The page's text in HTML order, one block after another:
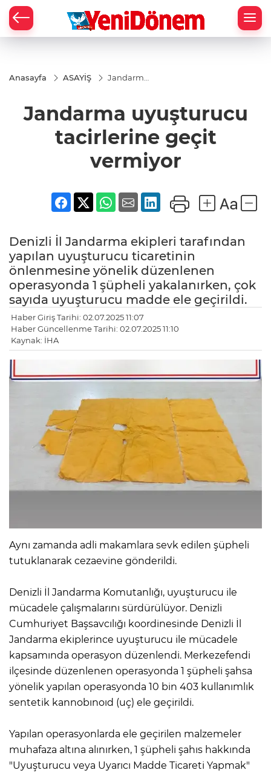
Anasayfa ASAYİŞ
Jandarma
vermiyor
Jandarma uyuşturucu
tacirlerine geçit
vermiyor
Denizli İl Jandarma ekipleri tarafından
yapılan uyuşturucu ticaretinin
önlenmesine yönelik düzenlenen
operasyonda 1 şüpheli yakalanırken, çok
sayıda uyuşturucu madde ele geçirildi.
Haber Giriş Tarihi: 02.07.2025 11:07
Haber Güncellenme Tarihi: 02.07.2025 11:10
Kaynak: İHA
Aynı zamanda adli makamlara sevk edilen şüpheli
tutuklanarak cezaevine gönderildi.
Denizli İl Jandarma Komutanlığı, uyuşturucu ile
mücadele çalışmalarını sürdürülüyor. Denizli
Cumhuriyet Başsavcılığı koordinesinde Denizli İl
Jandarma ekiplerince uyuşturucu ile mücadele
kapsamında operasyon düzenlendi. Merkezefendi
ilçesinde düzenlenen operasyonda 1 şüpheli şahsa
yönelik yapılan operasyonda 10 bin 403 kullanımlık
sentetik kannobınoıd (uç) ele geçirildi.
Yapılan operasyonlarda ele geçirilen malzemeler
muhafaza altına alınırken, 1 şüpheli şahıs hakkında
"Uyuşturucu veya Uyarıcı Madde Ticareti Yapmak"